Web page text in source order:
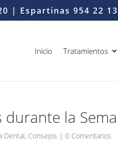
| Espartinas 954 22
Inicio Tratamientos
la
Dental, Consejos |0 Comentarios